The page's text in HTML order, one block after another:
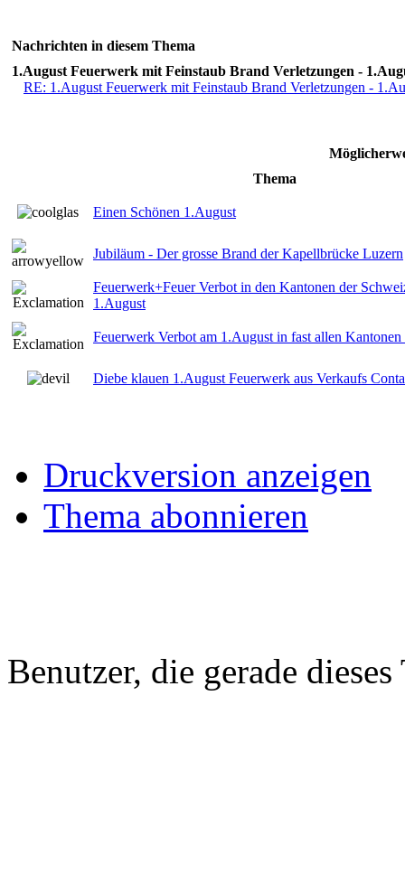
Nachrichten in diesem Thema
1.August Feuerwerk mit Feinstaub Brand Verletzungen -
RE: 1.August Feuerwerk mit Feinstaub Brand Verletzungen -
Thema
Einen Schönen 1.August
Jubiläum - Der grosse Brand der Kapellbrücke Luzern
Feuerwerk+Feuer Verbot in den Kantonen der
1.August
Feuerwerk Verbot am 1.August in fast allen
Diebe klauen 1.August Feuerwerk aus Verkaufs
Druckversion anzeigen
Thema abonnieren
Benutzer, die gerade